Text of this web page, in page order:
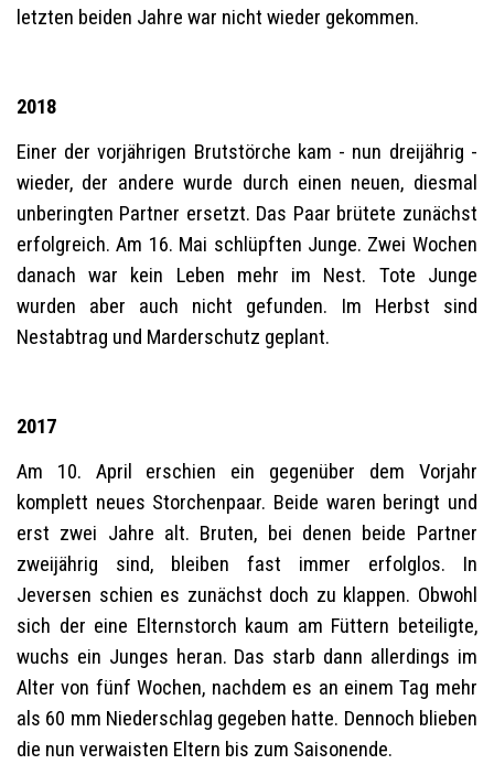
letzten beiden Jahre war nicht wieder gekommen.
2018
Einer der vorjährigen Brutstörche kam - nun dreijährig -
wieder, der andere wurde durch einen neuen, diesmal
unberingten Partner ersetzt. Das Paar brütete zunächst
erfolgreich. Am 16. Mai schlüpften Junge. Zwei Wochen
danach war kein Leben mehr im Nest. Tote Junge
wurden aber auch nicht gefunden. Im Herbst sind
Nestabtrag und Marderschutz geplant.
2017
Am 10. April erschien ein gegenüber dem Vorjahr
komplett neues Storchenpaar. Beide waren beringt und
erst zwei Jahre alt. Bruten, bei denen beide Partner
zweijährig sind, bleiben fast immer erfolglos. In
Jeversen schien es zunächst doch zu klappen. Obwohl
sich der eine Elternstorch kaum am Füttern beteiligte,
wuchs ein Junges heran. Das starb dann allerdings im
Alter von fünf Wochen, nachdem es an einem Tag mehr
als 60 mm Niederschlag gegeben hatte. Dennoch blieben
die nun verwaisten Eltern bis zum Saisonende.